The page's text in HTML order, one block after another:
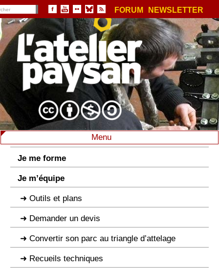
FORUM NEWSLETTER
Menu
Je me forme
Je m’équipe
Outils et plans
Demander un devis
Convertir son parc au triangle d’attelage
Recueils techniques